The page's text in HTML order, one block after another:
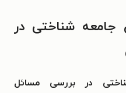
جامعه شناختی در
در بررسی مسائل